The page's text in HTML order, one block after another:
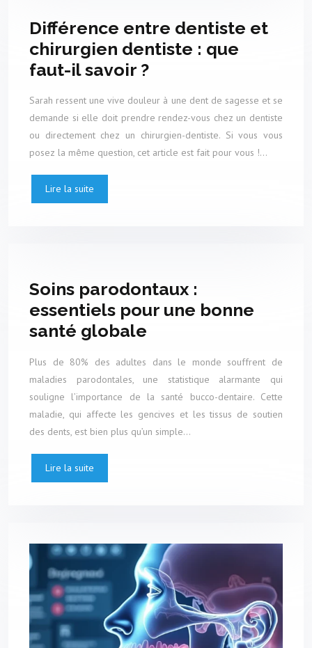
Différence entre dentiste et
chirurgien dentiste : que
faut-il savoir ?
Sarah ressent une vive douleur à une dent de sagesse et se
demande si elle doit prendre rendez-vous chez un dentiste
ou directement chez un chirurgien-dentiste. Si vous vous
posez la même question, cet article est fait pour vous !…
Lire la suite
Soins parodontaux :
essentiels pour une bonne
santé globale
Plus de 80% des adultes dans le monde souffrent de
maladies parodontales, une statistique alarmante qui
souligne l’importance de la santé bucco-dentaire. Cette
maladie, qui affecte les gencives et les tissus de soutien
des dents, est bien plus qu’un simple…
Lire la suite